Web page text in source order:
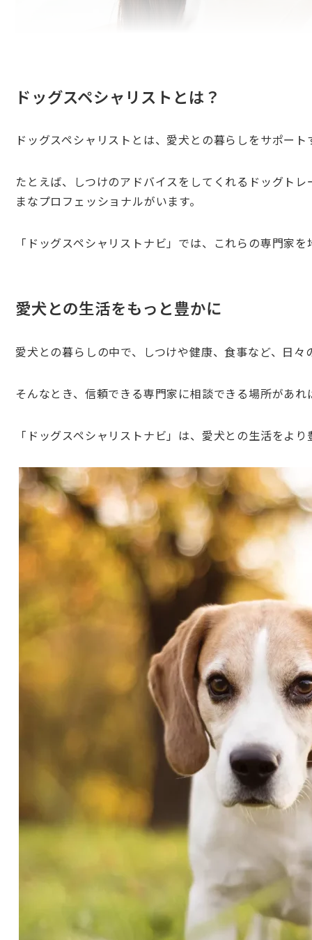
ドッグスペシャリストとは？
ドッグスペシャリストとは、愛犬との暮らしをサポー
たとえば、しつけのアドバイスをしてくれるドッグト
まなプロフェッショナルがいます。
「ドッグスペシャリストナビ」では、これらの専門家
愛犬との生活をもっと豊かに
愛犬との暮らしの中で、しつけや健康、食事など、日
そんなとき、信頼できる専門家に相談できる場所があ
「ドッグスペシャリストナビ」は、愛犬との生活をよ